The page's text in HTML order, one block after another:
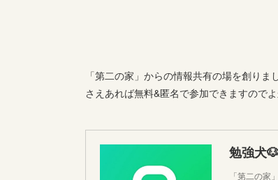
「第二の家」からの情報共有の場を創り
さえあれば無料&匿名で参加できますので
勉強犬
「第二の家